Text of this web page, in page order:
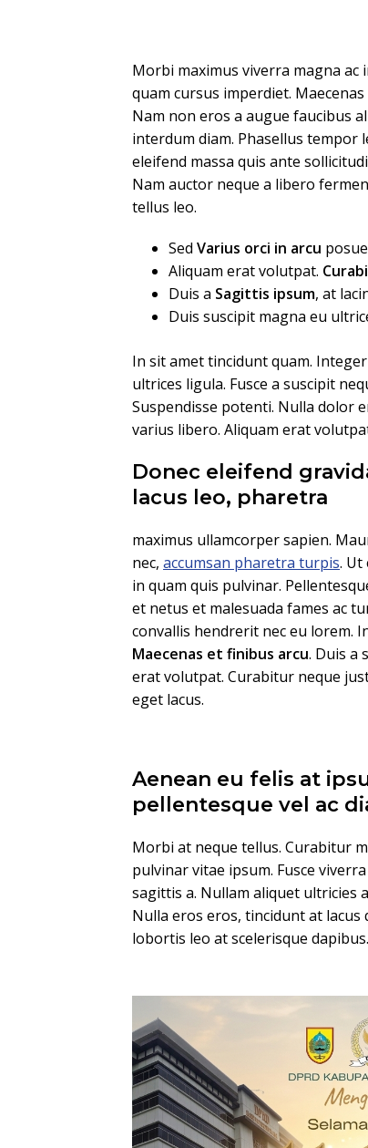
Morbi maximus viverra magna ac
quam cursus imperdiet.
Nam non eros a augue faucibus
interdum diam. Phasellus tempor
eleifend massa quis ante
Nam auctor neque a libero
tellus leo.
Sed Varius orci in arcu
Aliquam erat volutpat.
Duis a Sagittis ipsum, at
Duis suscipit magna eu
In sit amet tincidunt quam.
ultrices ligula. Fusce a suscipit
Suspendisse potenti. Nulla dolor
varius libero. Aliquam erat
Donec eleifend
lacus leo, pharetra
maximus ullamcorper sapien.
nec, accumsan pharetra turpis.
in quam quis pulvinar.
et netus et malesuada fames ac
convallis hendrerit nec eu lorem.
Maecenas et finibus arcu. Duis a
erat volutpat. Curabitur neque
eget lacus.
Aenean eu felis at
pellentesque vel ac
Morbi at neque tellus. Curabitur
pulvinar vitae ipsum. Fusce
sagittis a. Nullam aliquet ultricies
Nulla eros eros, tincidunt at
lobortis leo at scelerisque